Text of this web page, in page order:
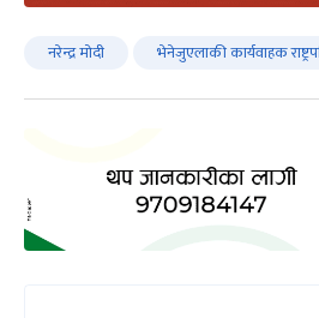
नरेन्द्र मोदी भेनेजुएलाकी कार्यवाहक